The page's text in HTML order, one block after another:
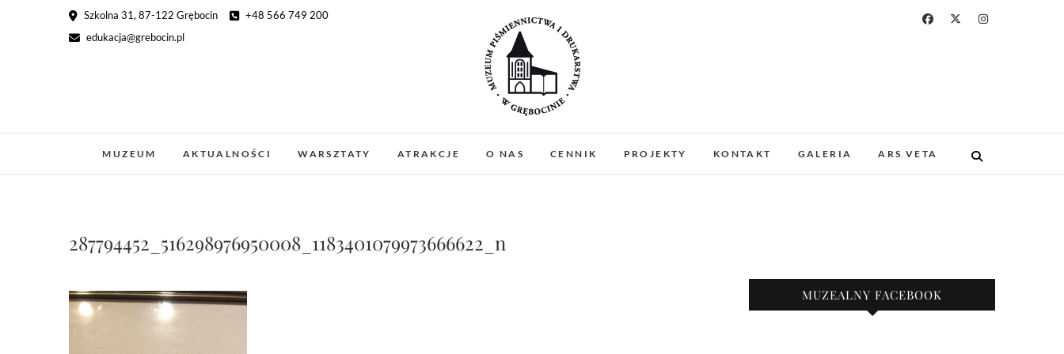
Szkolna 31, 87-122 Grębocin
+48 566 749 200
edukacja@grebocin.pl
Muzeum Piśmiennictwa i Drukarstwa w
Grębocinie
WARSZTATY I POKAZY.
MUZEUM AKTUALNOŚCI WARSZTATY ATRAKCJE O NAS CENNIK PROJEKTY KONTAKT GALERIA ARS VETA
287794452_516298976950008_1183401079973666622_n
MUZEALNY FACEBOOK